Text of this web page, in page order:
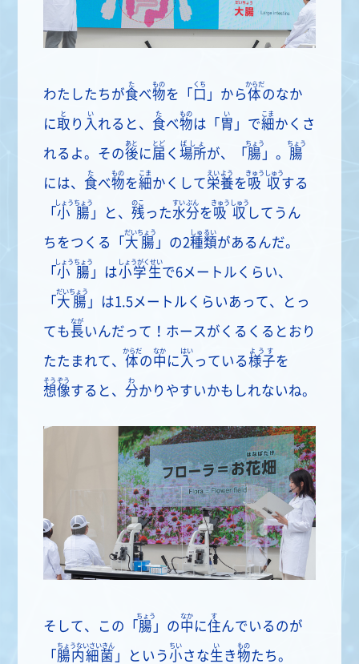
わたしたちが食
た
べ物
もの
を「 口
くち
」から体
からだ
のなか
に取
と
り 入
い
れると、 食
た
べ物
もの
は「 胃
い
」で細
こま
かくさ
れるよ。その後
あと
に届
とど
く 場所
ばしょ
が、「 腸
ちょう
」。 腸
ちょう
には、 食
た
べ物
もの
を細
こま
かくして栄養
えいよう
を吸収
きゅうしゅう
する
「 小腸
しょうちょう
」と、 残
のこ
った水分
すいぶん
を吸収
きゅうしゅう
してうん
ちをつくる「 大腸
だいちょう
」の2種類
しゅるい
があるんだ。
「 小腸
しょうちょう
」は小学生
しょうがくせい
で6メートルくらい、
「 大腸
だいちょう
」は1.5メートルくらいあって、とっ
ても長
なが
いんだって！ホースがくるくるとおり
たたまれて、 体
からだ
の中
なか
に 入
はい
っている様子
ようす
を
想像
そうぞう
すると、 分
わ
かりやすいかもしれないね。
そして、この「 腸
ちょう
」の中
なか
に住
す
んでいるのが
「 腸内細菌
ちょうないさいきん
」という小
ちい
さな生
い
き物
もの
たち。